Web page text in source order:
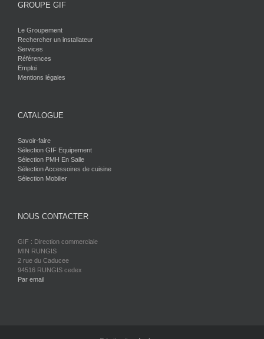
GROUPE GIF
Le Groupement
Rechercher un installateur
Services
Références
Emploi
Mentions légales
CATALOGUE
Savoir-faire
Sélection GIF Equipement
Sélection PMH En Salle
Sélection Accessoires de cuisine
Sélection Mobilier
NOUS CONTACTER
GIF : Direction commerciale
MIN RUNGIS
2 rue du Caducee
94516 RUNGIS cedex
Par email